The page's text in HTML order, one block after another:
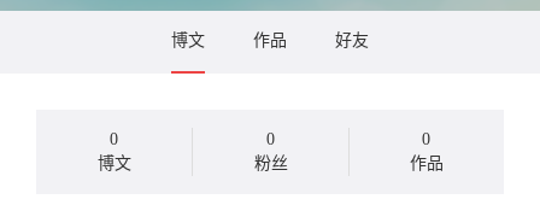
博文 作品 好友
0
博文
0
粉丝
0
作品